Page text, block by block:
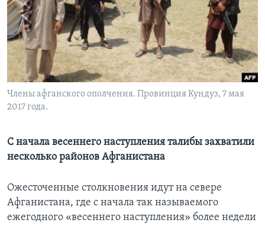
Learning English
СОЦИАЛЬНЫЕ СЕТИ
Языки
Члены афганского ополчения. Провинция Кундуз, 7 мая
2017 года.
С начала весеннего наступления талибы захватили
несколько районов Афганистана
Ожесточенные столкновения идут на севере
Афганистана, где с начала так называемого
ежегодного «весеннего наступления» более недели